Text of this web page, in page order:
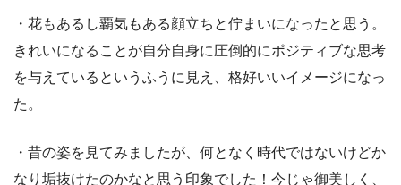
・花もあるし覇気もある顔立ちと佇まいになったと思う。
きれいになることが自分自身に圧倒的にポジティブな思考
を与えているというふうに見え、格好いいイメージになっ
た。
・昔の姿を見てみましたが、何となく時代ではないけどか
なり垢抜けたのかなと思う印象でした！今じゃ御美しく、